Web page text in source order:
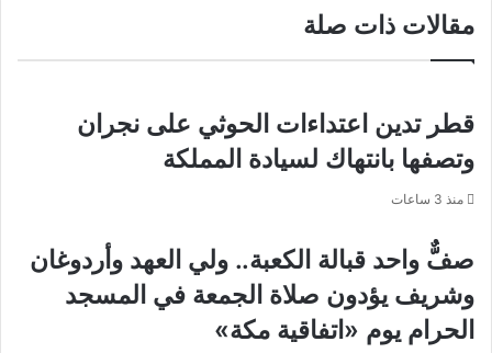
وإبراز
جهودها
في
المملكة
مقالات ذات صلة
قطر تدين اعتداءات الحوثي على نجران
وتصفها بانتهاك لسيادة المملكة
منذ 3 ساعات
صفٌّ واحد قبالة الكعبة.. ولي العهد وأردوغان
وشريف يؤدون صلاة الجمعة في المسجد
الحرام يوم «اتفاقية مكة»